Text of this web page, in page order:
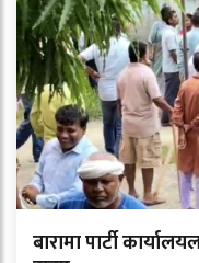
बारामा पार्टी